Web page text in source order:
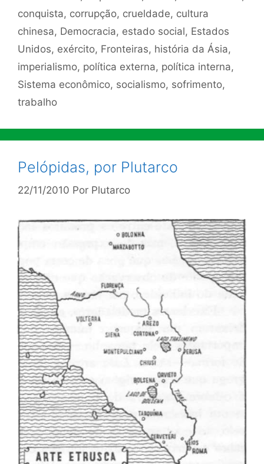
conquista, corrupção, crueldade, cultura
chinesa, Democracia, estado social, Estados
Unidos, exército, Fronteiras, história da Ásia,
imperialismo, política externa, política interna,
Sistema econômico, socialismo, sofrimento,
trabalho
Pelópidas, por Plutarco
22/11/2010 Por Plutarco